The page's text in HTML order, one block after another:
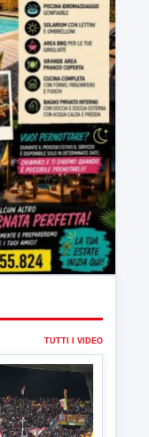
TUTTI I VIDEO
▶